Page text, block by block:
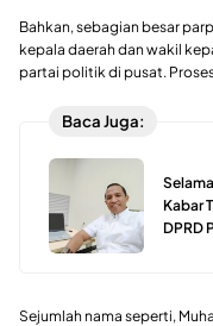
Bahkan, sebagian besar
kepala daerah dan wakil
partai politik di pusat.
Baca Juga:
Kabar
DPRD
Sejumlah nama seperti,